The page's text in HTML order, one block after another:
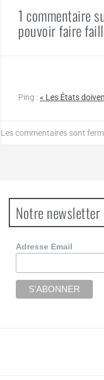
1 commentaire
pouvoir faire
Ping :« Les États
Les commentaires sont
Notre newsletter
Adresse Email